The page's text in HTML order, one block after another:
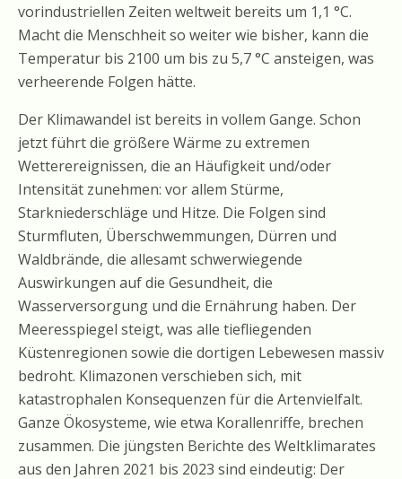
vorindustriellen Zeiten weltweit bereits um 1,1 °C.
Macht die Menschheit so weiter wie bisher, kann die
Temperatur bis 2100 um bis zu 5,7 °C ansteigen, was
verheerende Folgen hätte.
Der Klimawandel ist bereits in vollem Gange. Schon
jetzt führt die größere Wärme zu extremen
Wetterereignissen, die an Häufigkeit und/oder
Intensität zunehmen: vor allem Stürme,
Starkniederschläge und Hitze. Die Folgen sind
Sturmfluten, Überschwemmungen, Dürren und
Waldbrände, die allesamt schwerwiegende
Auswirkungen auf die Gesundheit, die
Wasserversorgung und die Ernährung haben. Der
Meeresspiegel steigt, was alle tiefliegenden
Küstenregionen sowie die dortigen Lebewesen massiv
bedroht. Klimazonen verschieben sich, mit
katastrophalen Konsequenzen für die Artenvielfalt.
Ganze Ökosysteme, wie etwa Korallenriffe, brechen
zusammen. Die jüngsten Berichte des Weltklimarates
aus den Jahren 2021 bis 2023 sind eindeutig: Der